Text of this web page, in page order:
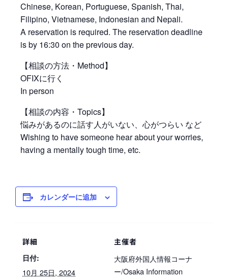
Chinese, Korean, Portuguese, Spanish, Thai,
Filipino, Vietnamese, Indonesian and Nepali.
A reservation is required. The reservation deadline
is by 16:30 on the previous day.
【相談の方法・Method】
OFIXに行く
In person
【相談の内容・Topics】
悩みがあるのに話す人がいない、心がつらい など
Wishing to have someone hear about your worries,
having a mentally tough time, etc.
カレンダーに追加
詳細
日付:
10月 25日, 2024
主催者
大阪府外国人情報コーナ
ー/Osaka Information